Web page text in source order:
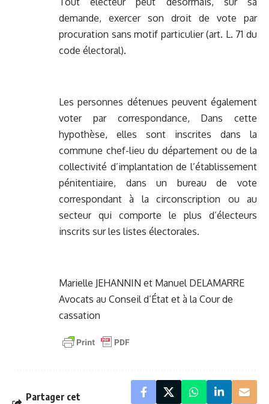
demande, exercer son droit de vote par
procuration sans motif particulier (art. L. 71 du
code électoral).
Les personnes détenues peuvent également
voter par correspondance, Dans cette
hypothèse, elles sont inscrites dans la
commune chef-lieu du département ou de la
collectivité d’implantation de l’établissement
pénitentiaire, dans un bureau de vote
correspondant à la circonscription ou au
secteur qui comporte le plus d’électeurs
inscrits sur les listes électorales.
Marielle JEHANNIN et Manuel DELAMARRE
Avocats au Conseil d’État et à la Cour de
cassation
Partager cet